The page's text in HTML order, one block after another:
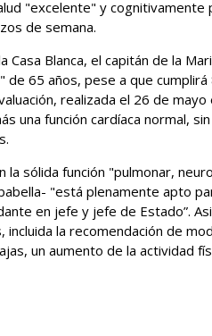
"excelente" y cognitivamente
de semana.
Blanca, el capitán de la
65 años, pese a que cumplirá
realizada el 26 de mayo
una función cardíaca normal,
sólida función "pulmonar,
"está plenamente apto
en jefe y jefe de Estado”.
la recomendación de
un aumento de la actividad